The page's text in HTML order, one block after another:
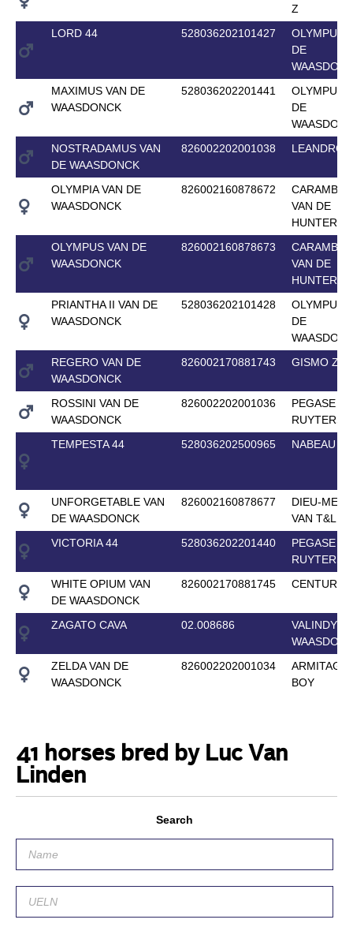
Z
LORD 44
528036202101427
OLYMPUS
DE
MAXIMUS VAN DE
WAASDONCK
528036202201441
OLYMPUS
DE
NOSTRADAMUS VAN
DE WAASDONCK
826002202001038 LEANDRO
OLYMPIA VAN DE
WAASDONCK
826002160878672
VAN DE
HUNTERS
OLYMPUS VAN DE
WAASDONCK
826002160878673
VAN DE
HUNTERS
PRIANTHA II VAN DE
WAASDONCK
528036202101428
OLYMPUS
DE
REGERO VAN DE
WAASDONCK
826002170881743 GISMO Z
ROSSINI VAN DE
WAASDONCK
826002202001036
PEGASE
TEMPESTA 44
528036202500965 NABEAU
UNFORGETABLE VAN
DE WAASDONCK
826002160878677
DIEU-
VAN T&L
VICTORIA 44
528036202201440
PEGASE
WHITE OPIUM VAN
DE WAASDONCK
826002170881745 CENTURIO
ZAGATO CAVA 02.008686
VALINDY
ZELDA VAN DE
WAASDONCK
826002202001034
BOY
41 horses bred by Luc Van
Linden
Search